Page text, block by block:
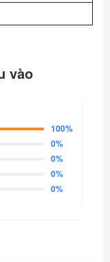
vào
100%
0%
0%
0%
0%